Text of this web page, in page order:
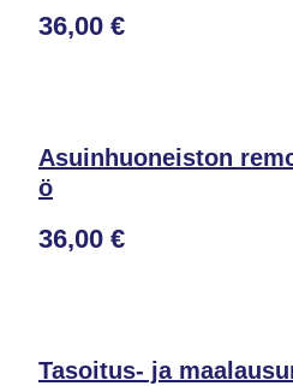
36,00 €
Asuinhuoneiston
ö
36,00 €
Tasoitus- ja